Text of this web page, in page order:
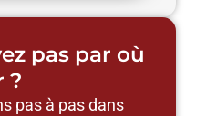
pas par où
?
pas à pas dans